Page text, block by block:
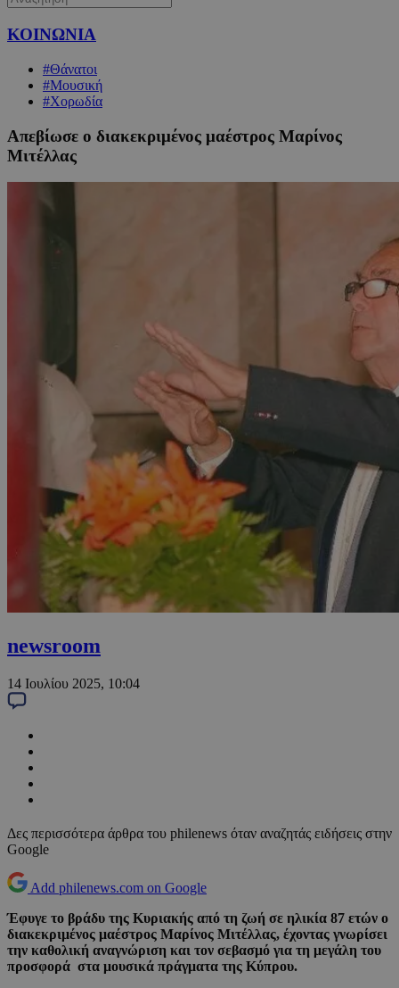
ΚΟΙΝΩΝΙΑ
#Θάνατοι
#Μουσική
#Χορωδία
Απεβίωσε ο διακεκριμένος μαέστρος Μαρίνος
Μιτέλλας
newsroom
14 Ιουλίου 2025, 10:04
Δες περισσότερα άρθρα του philenews όταν αναζητάς ειδήσεις στην
Google
Add philenews.com on Google
Έφυγε το βράδυ της Κυριακής από τη ζωή σε ηλικία 87 ετών ο
διακεκριμένος μαέστρος Μαρίνος Μιτέλλας, έχοντας γνωρίσει
την καθολική αναγνώριση και τον σεβασμό για τη μεγάλη του
προσφορά στα μουσικά πράγματα της Κύπρου.